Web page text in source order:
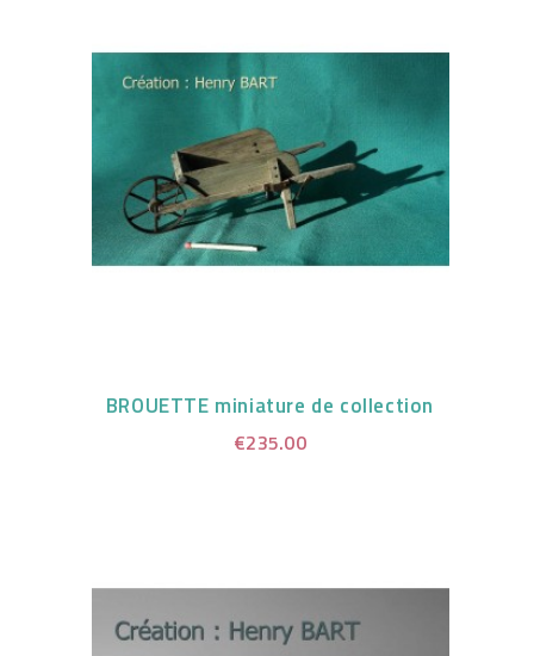
BROUETTE miniature de collection
€235.00